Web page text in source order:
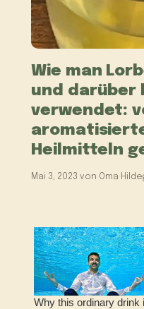
Wie man
und darüber
verwendet:
Heilmitteln
Mai 3, 2023 von Oma